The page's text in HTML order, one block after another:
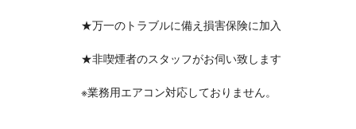
★万一のトラブルに備え損害保険に加入
★非喫煙者のスタッフがお伺い致します
※業務用エアコン対応しておりません。